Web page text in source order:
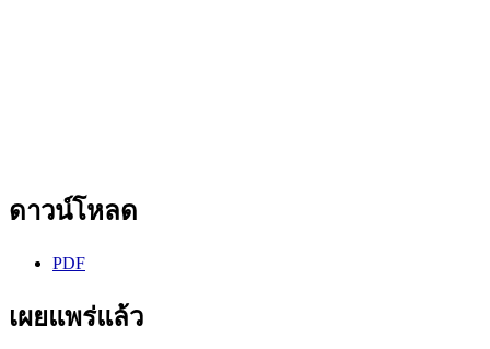
ดาวน์โหลด
PDF
เผยแพร่แล้ว